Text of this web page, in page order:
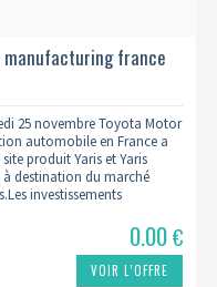
france
25 novembre Toyota Motor
automobile en France a
produit Yaris et Yaris
à destination du marché
investissements
0.00€
VOIR L’OFFRE